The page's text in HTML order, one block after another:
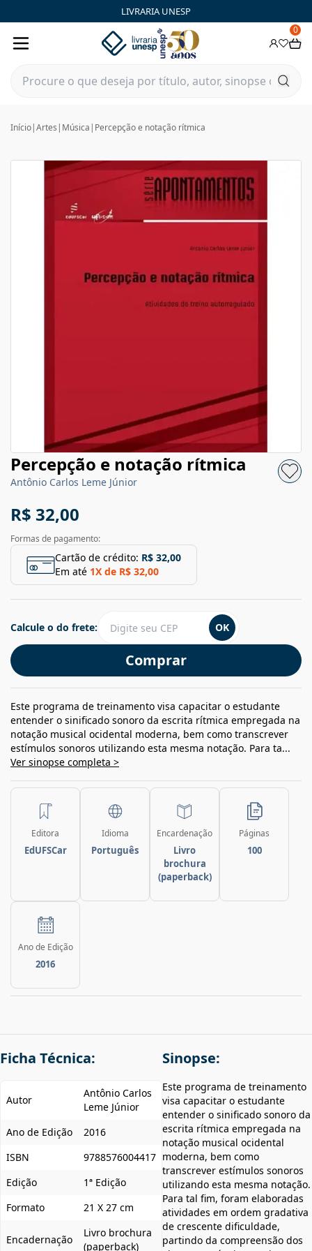
LIVRARIA UNESP
0
Início|Artes | Música | Percepção e notação rítmica
Percepção e notação rítmica
Antônio Carlos Leme Júnior
R$ 32,00
Formas de pagamento:
Cartão de crédito: R$ 32,00
Em até 1X de R$ 32,00
Comprar
Calcule o do frete: OK
Este programa de treinamento visa capacitar o estudante
entender o sinificado sonoro da escrita rítmica empregada na
notação musical ocidental moderna, bem como transcrever
estímulos sonoros utilizando esta mesma notação. Para ta...
Ver sinopse completa >
Editora
EdUFSCar
Idioma
Português
Encardenação
Livro
brochura
(paperback)
Páginas
100
Ano de Edição
2016
Ficha Técnica:
Autor
Antônio Carlos
Leme Júnior
Ano de Edição
2016
ISBN
9788576004417
Edição
1ª Edição
Formato
21 X 27 cm
Encadernação
Livro brochura
(paperback)
Sinopse:
Este programa de treinamento
visa capacitar o estudante
entender o sinificado sonoro da
escrita rítmica empregada na
notação musical ocidental
moderna, bem como
transcrever estímulos sonoros
utilizando esta mesma notação.
Para tal fim, foram elaboradas
atividades em ordem gradativa
de crescente dificuldade,
partindo da compreensão dos